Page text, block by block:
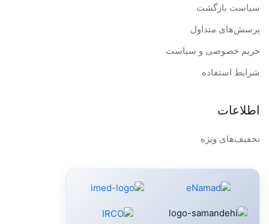
سیاست بازگشت
پرسش‌های متداول
حریم خصوصی و سیاست
شرایط استفاده
اطلاعات
تخفیف‌های ویژه